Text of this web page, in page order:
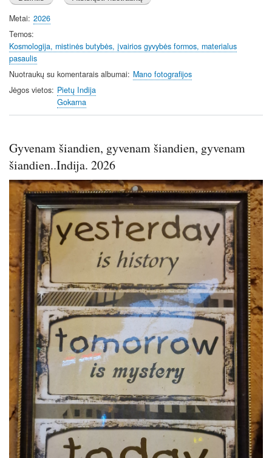
Metai 2026
Temos
Kosmologija, mistinės butybės, įvairios gyvybės formos, materialus
pasaulis
Nuotraukų su komentarais albumai
Mano fotografijos
Jėgos vietos Pietų Indija
Gokarna
Gyvenam šiandien, gyvenam šiandien, gyvenam
šiandien..Indija. 2026
Image